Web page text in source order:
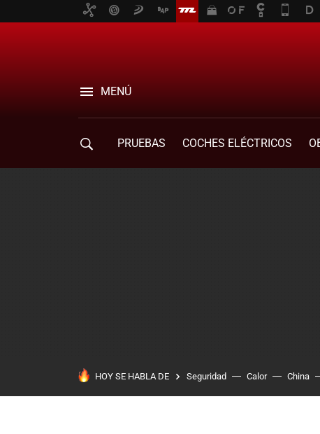
MENÚ
PRUEBAS COCHES ELÉCTRICOS
HOY SE HABLA DE Seguridad Calor China